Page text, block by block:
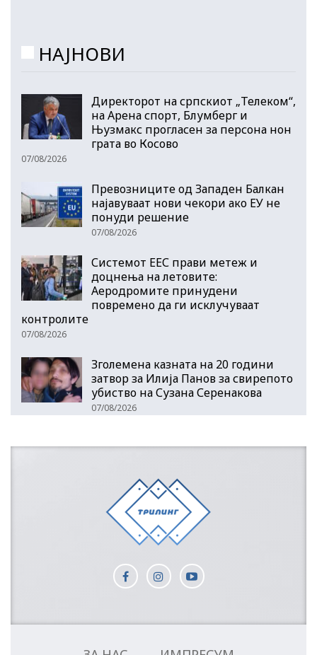
НАЈНОВИ
Директорот на српскиот „Телеком“,
на Арена спорт, Блумберг и
Њузмакс прогласен за персона нон
грата во Косово
07/08/2026
Превозниците од Западен Балкан
најавуваат нови чекори ако ЕУ не
понуди решение
07/08/2026
Системот ЕЕС прави метеж и
доцнења на летовите:
Аеродромите принудени
повремено да ги исклучуваат
контролите
07/08/2026
Зголемена казната на 20 години
затвор за Илија Панов за свирепото
убиство на Сузана Серенакова
07/08/2026